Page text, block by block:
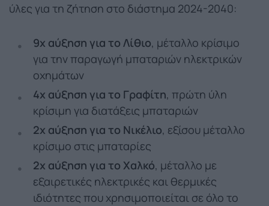
ύλες για τη ζήτηση στο διάστημα 2024-2040:
9x αύξηση για το Λίθιο, μέταλλο κρίσιμο
για την παραγωγή μπαταριών ηλεκτρικών
οχημάτων
4x αύξηση για το Γραφίτη, πρώτη ύλη
κρίσιμη για διατάξεις μπαταριών
2x αύξηση για το Νικέλιο, εξίσου μέταλλο
κρίσιμο στις μπαταρίες
2x αύξηση για το Χαλκό, μέταλλο με
εξαιρετικές ηλεκτρικές και θερμικές
ιδιότητες που χρησιμοποιείται σε όλο το